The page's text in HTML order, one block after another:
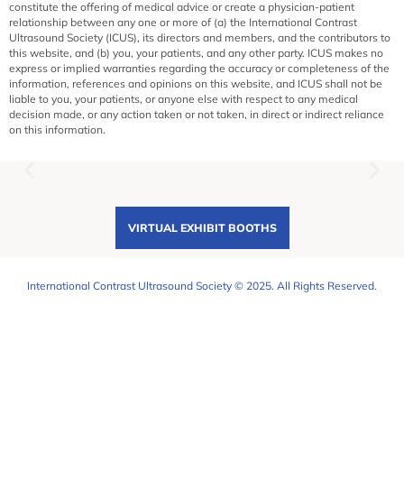
constitute the offering of medical advice or create a physician-patient
relationship between any one or more of (a) the International Contrast
Ultrasound Society (ICUS), its directors and members, and the contributors to
this website, and (b) you, your patients, and any other party. ICUS makes no
express or implied warranties regarding the accuracy or completeness of the
information, references and opinions on this website, and ICUS shall not be
liable to you, your patients, or anyone else with respect to any medical
decision made, or any action taken or not taken, in direct or indirect reliance
on this information.
VIRTUAL EXHIBIT BOOTHS
International Contrast Ultrasound Society © 2025. All Rights Reserved.